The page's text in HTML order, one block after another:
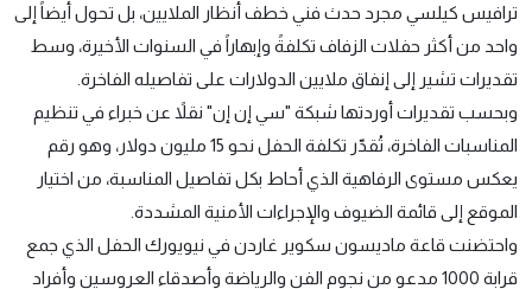
ترافيس كيلسي مجرد حدث فني خطف أنظار الملايين، بل تحول أيضاً إلى
واحد من أكثر حفلات الزفاف تكلفةً وإبهاراً في السنوات الأخيرة، وسط
تقديرات تشير إلى إنفاق ملايين الدولارات على تفاصيله الفاخرة.
وبحسب تقديرات أوردتها شبكة "سي إن إن" نقلاً عن خبراء في تنظيم
المناسبات الفاخرة، تُقدّر تكلفة الحفل نحو 15 مليون دولار، وهو رقم
يعكس مستوى الرفاهية الذي أحاط بكل تفاصيل المناسبة، من اختيار
الموقع إلى قائمة الضيوف والإجراءات الأمنية المشددة.
واحتضنت قاعة ماديسون سكوير غاردن في نيويورك الحفل الذي جمع
قرابة 1000 مدعو من نجوم الفن والرياضة وأصدقاء العروسين وأفراد